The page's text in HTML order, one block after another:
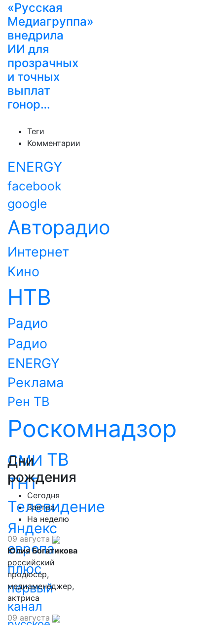
«Русская
Медиагруппа»
внедрила
ИИ для
прозрачных
и точных
выплат
гонор…
Теги
Комментарии
ENERGY
facebook
google
Авторадио
Интернет
Кино
НТВ
Радио
Радио
ENERGY
Реклама
Рен ТВ
Роскомнадзор
СМИ ТВ
ТНТ
Телевидение
Яндекс
европа
плюс
первый
канал
Дни
рождения
Сегодня
Завтра
На неделю
09 августа
Юлия Богатикова
российский
продюсер,
медиаменеджер,
актриса
09 августа